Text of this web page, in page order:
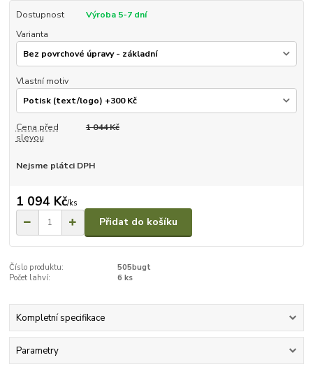
Dostupnost
Výroba 5-7 dní
Varianta
Vlastní motiv
Cena před
slevou
1 044 Kč
Nejsme plátci DPH
1 094 Kč/ks
Přidat do košíku
Číslo produktu:
505bugt
Počet lahví:
6 ks
Kompletní specifikace
Parametry